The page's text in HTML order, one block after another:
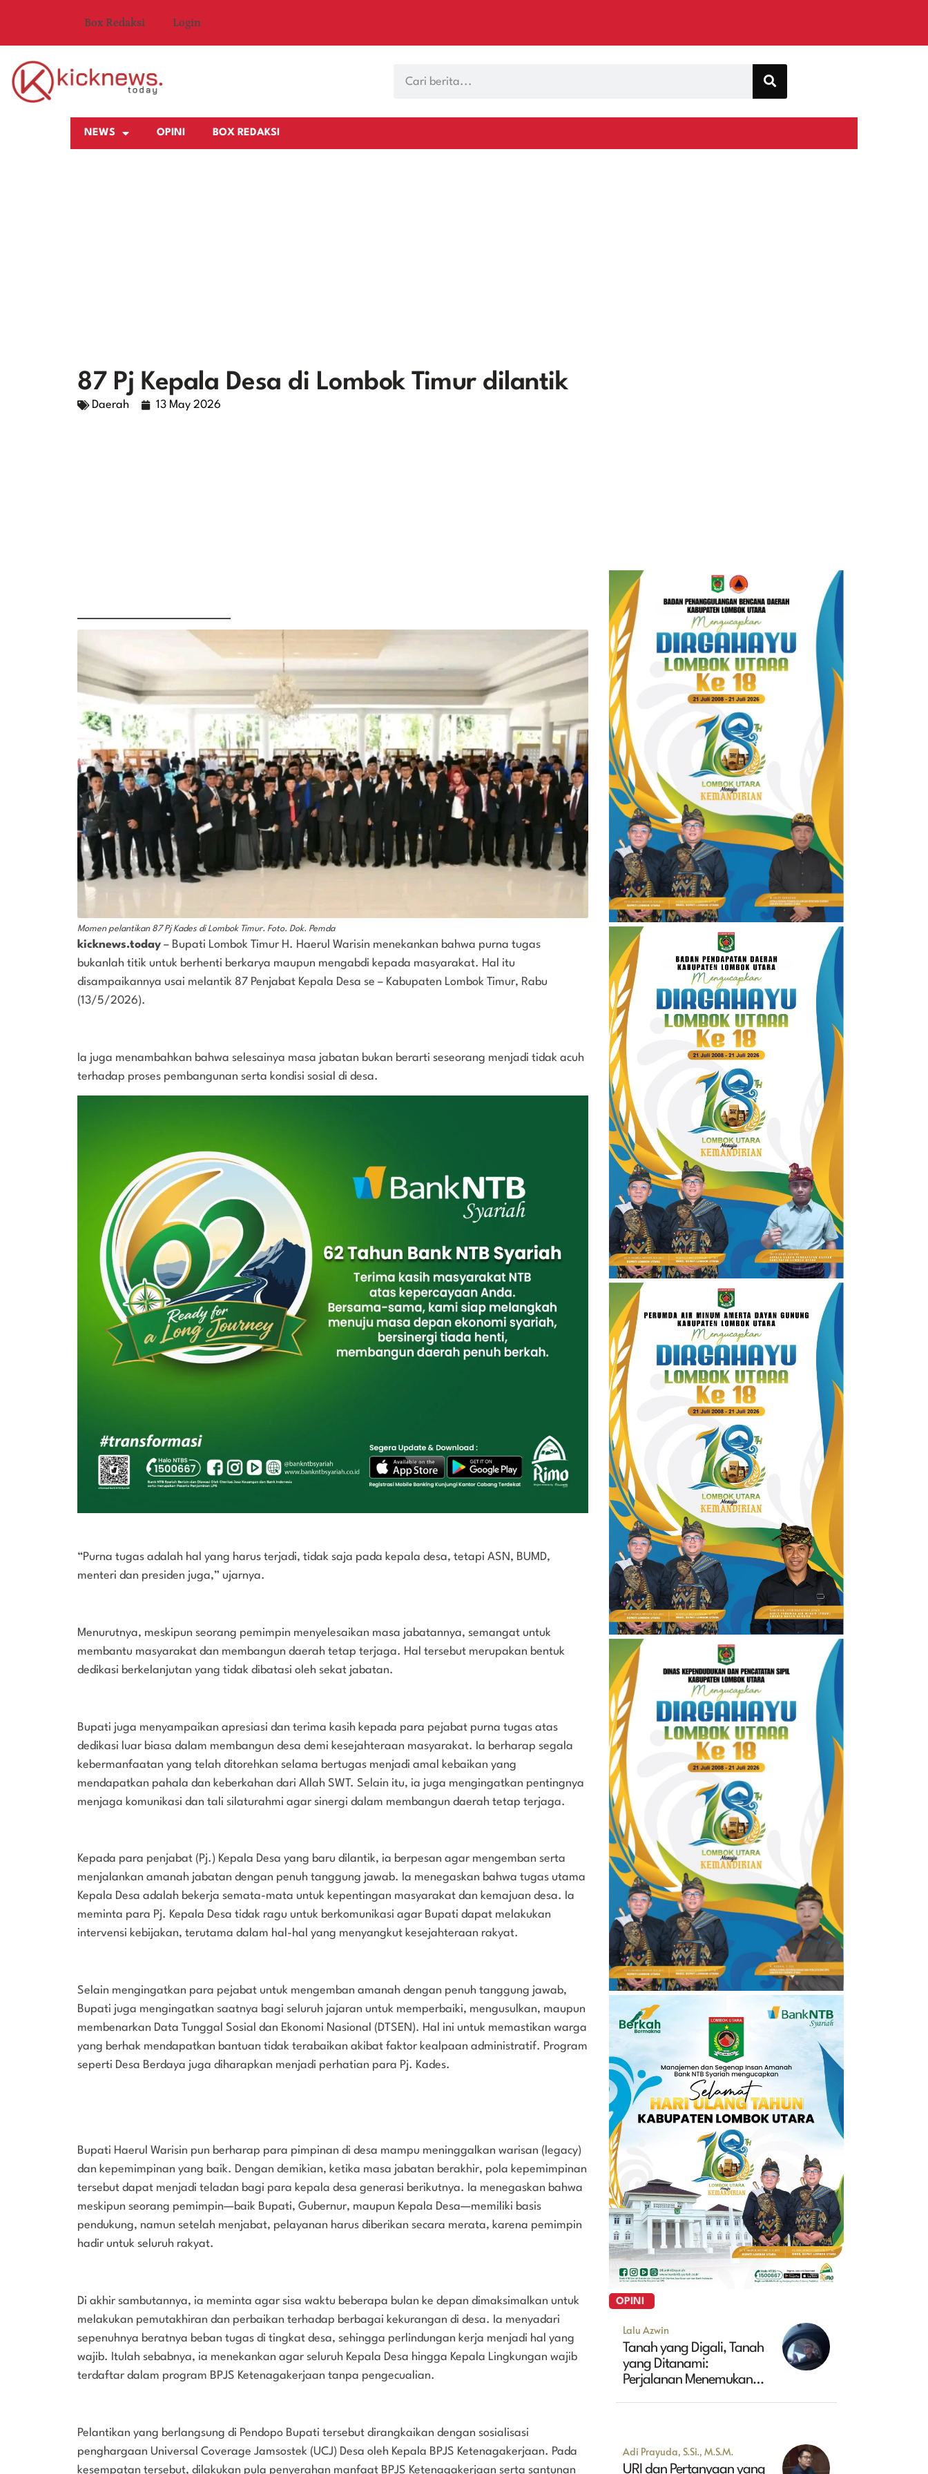
Box Redaksi Login
NEWS OPINI BOX REDAKSI
87 Pj Kepala Desa di Lombok Timur dilantik
Daerah 13 May 2026
Momen pelantikan 87 Pj Kades di Lombok Timur. Foto. Dok. Pemda
kicknews.today – Bupati Lombok Timur H. Haerul Warisin menekankan bahwa purna tugas
bukanlah titik untuk berhenti berkarya maupun mengabdi kepada masyarakat. Hal itu
disampaikannya usai melantik 87 Penjabat Kepala Desa se – Kabupaten Lombok Timur, Rabu
(13/5/2026).
Ia juga menambahkan bahwa selesainya masa jabatan bukan berarti seseorang menjadi tidak acuh
terhadap proses pembangunan serta kondisi sosial di desa.
“Purna tugas adalah hal yang harus terjadi, tidak saja pada kepala desa, tetapi ASN, BUMD,
menteri dan presiden juga,” ujarnya.
Menurutnya, meskipun seorang pemimpin menyelesaikan masa jabatannya, semangat untuk
membantu masyarakat dan membangun daerah tetap terjaga. Hal tersebut merupakan bentuk
dedikasi berkelanjutan yang tidak dibatasi oleh sekat jabatan.
Bupati juga menyampaikan apresiasi dan terima kasih kepada para pejabat purna tugas atas
dedikasi luar biasa dalam membangun desa demi kesejahteraan masyarakat. Ia berharap segala
kebermanfaatan yang telah ditorehkan selama bertugas menjadi amal kebaikan yang
mendapatkan pahala dan keberkahan dari Allah SWT. Selain itu, ia juga mengingatkan pentingnya
menjaga komunikasi dan tali silaturahmi agar sinergi dalam membangun daerah tetap terjaga.
Kepada para penjabat (Pj.) Kepala Desa yang baru dilantik, ia berpesan agar mengemban serta
menjalankan amanah jabatan dengan penuh tanggung jawab. Ia menegaskan bahwa tugas utama
Kepala Desa adalah bekerja semata-mata untuk kepentingan masyarakat dan kemajuan desa. Ia
meminta para Pj. Kepala Desa tidak ragu untuk berkomunikasi agar Bupati dapat melakukan
intervensi kebijakan, terutama dalam hal-hal yang menyangkut kesejahteraan rakyat.
Selain mengingatkan para pejabat untuk mengemban amanah dengan penuh tanggung jawab,
Bupati juga mengingatkan saatnya bagi seluruh jajaran untuk memperbaiki, mengusulkan, maupun
membenarkan Data Tunggal Sosial dan Ekonomi Nasional (DTSEN). Hal ini untuk memastikan warga
yang berhak mendapatkan bantuan tidak terabaikan akibat faktor kealpaan administratif. Program
seperti Desa Berdaya juga diharapkan menjadi perhatian para Pj. Kades.
Bupati Haerul Warisin pun berharap para pimpinan di desa mampu meninggalkan warisan (legacy)
dan kepemimpinan yang baik. Dengan demikian, ketika masa jabatan berakhir, pola kepemimpinan
tersebut dapat menjadi teladan bagi para kepala desa generasi berikutnya. Ia menegaskan bahwa
meskipun seorang pemimpin—baik Bupati, Gubernur, maupun Kepala Desa—memiliki basis
pendukung, namun setelah menjabat, pelayanan harus diberikan secara merata, karena pemimpin
hadir untuk seluruh rakyat.
Di akhir sambutannya, ia meminta agar sisa waktu beberapa bulan ke depan dimaksimalkan untuk
melakukan pemutakhiran dan perbaikan terhadap berbagai kekurangan di desa. Ia menyadari
sepenuhnya beratnya beban tugas di tingkat desa, sehingga perlindungan kerja menjadi hal yang
wajib. Itulah sebabnya, ia menekankan agar seluruh Kepala Desa hingga Kepala Lingkungan wajib
terdaftar dalam program BPJS Ketenagakerjaan tanpa pengecualian.
Pelantikan yang berlangsung di Pendopo Bupati tersebut dirangkaikan dengan sosialisasi
penghargaan Universal Coverage Jamsostek (UCJ) Desa oleh Kepala BPJS Ketenagakerjaan. Pada
kesempatan tersebut, dilakukan pula penyerahan manfaat BPJS Ketenagakerjaan serta santunan
OPINI
Lalu Azwin
Tanah yang Digali, Tanah
yang Ditanami:
Perjalanan Menemukan
Adi Prayuda, S.Si., M.S.M.
URI dan Pertanyaan yang